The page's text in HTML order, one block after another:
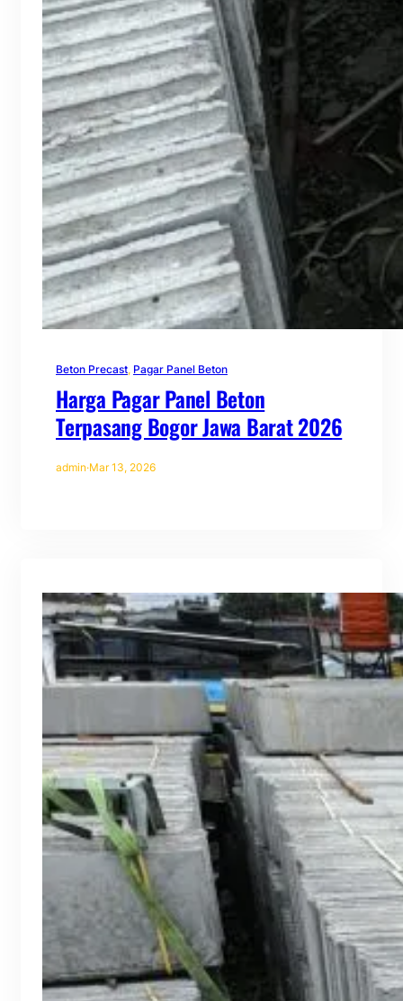
Beton Precast, Pagar Panel Beton
Harga Pagar Panel Beton
Terpasang Bogor Jawa Barat 2026
admin·Mar 13, 2026